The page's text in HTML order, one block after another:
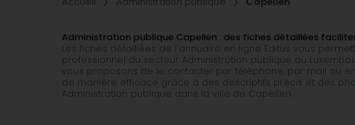
Administration publique Capellen : des fiches détaillées
Les fiches détaillées de l’annuaire en ligne Editus vous
professionnel du secteur Administration publique au
vous proposons de le contacter par téléphone, par mail ou
de manière efficace grâce à des descriptifs précis et des
Administration publique dans la ville de Capellen.